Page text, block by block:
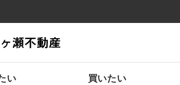
い 買いたい